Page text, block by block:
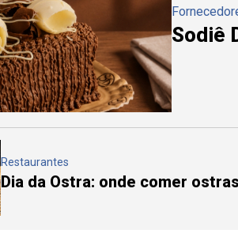
Sodiê
Restaurantes
Dia da Ostra: onde comer